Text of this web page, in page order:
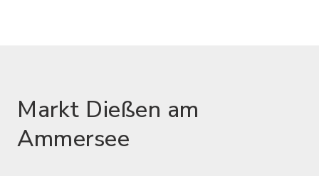
Markt Dießen am
Ammersee